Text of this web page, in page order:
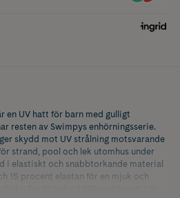
en UV hatt för barn med gulligt
resten av Swimpys enhörningsserie.
skydd mot UV strålning motsvarande
strand, pool och lek utomhus under
i elastiskt och snabbtorkande material
15 procent elastan för en mjuk och